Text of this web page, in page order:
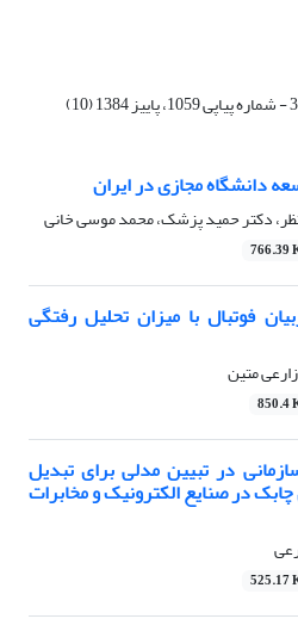
دانشگاه مجازی در ایران
دکتر حمید پزشک، محمد موسی خانی
766.39
فوتبال با میزان تحلیل رفتگی
متین
850.4
در تبیین مدلی برای تبدیل
چابک در صنایع الکترونیک و مخابرات
525.17